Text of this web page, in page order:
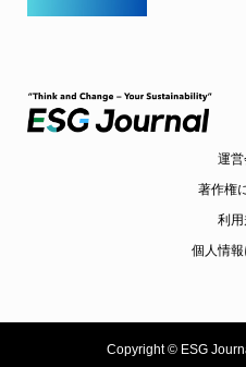
運営
著作権
利
個人情
Copyright ©ESG